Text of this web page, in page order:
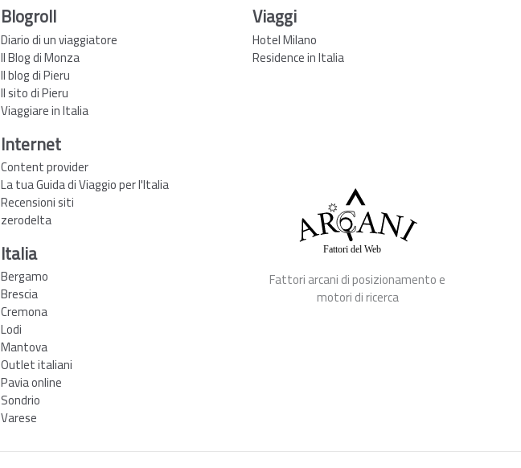
Blogroll
Diario di un viaggiatore
Il Blog di Monza
Il blog di Pieru
Il sito di Pieru
Viaggiare in Italia
Internet
Content provider
La tua Guida di Viaggio per l'Italia
Recensioni siti
zerodelta
Italia
Bergamo
Brescia
Cremona
Lodi
Mantova
Outlet italiani
Pavia online
Sondrio
Varese
Viaggi
Hotel Milano
Residence in Italia
Fattori arcani di posizionamento e
motori di ricerca